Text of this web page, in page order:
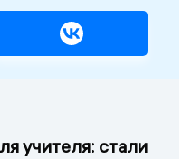
учителя: стали